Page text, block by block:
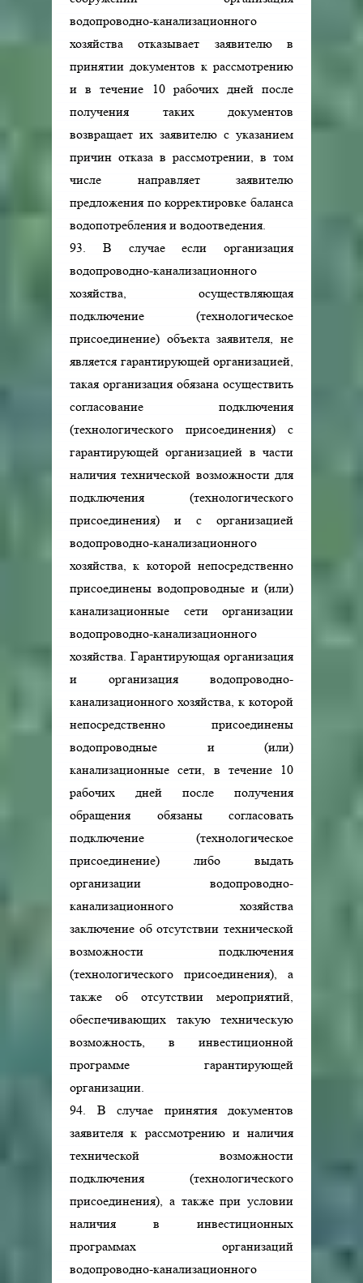
водопроводно-канализационного
хозяйства отказывает заявителю в
принятии документов к рассмотрению
и в течение 10 рабочих дней после
получения таких документов
возвращает их заявителю с указанием
причин отказа в рассмотрении, в том
числе направляет заявителю
предложения по корректировке баланса
водопотребления и водоотведения.
93. В случае если организация
водопроводно-канализационного
хозяйства, осуществляющая
подключение (технологическое
присоединение) объекта заявителя, не
является гарантирующей организацией,
такая организация обязана осуществить
согласование подключения
(технологического присоединения) с
гарантирующей организацией в части
наличия технической возможности для
подключения (технологического
присоединения) и с организацией
водопроводно-канализационного
хозяйства, к которой непосредственно
присоединены водопроводные и (или)
канализационные сети организации
водопроводно-канализационного
хозяйства. Гарантирующая организация
и организация водопроводно-
канализационного хозяйства, к которой
непосредственно присоединены
водопроводные и (или)
канализационные сети, в течение 10
рабочих дней после получения
обращения обязаны согласовать
подключение (технологическое
присоединение) либо выдать
организации водопроводно-
канализационного хозяйства
заключение об отсутствии технической
возможности подключения
(технологического присоединения), а
также об отсутствии мероприятий,
обеспечивающих такую техническую
возможность, в инвестиционной
программе гарантирующей
организации.
94. В случае принятия документов
заявителя к рассмотрению и наличия
технической возможности
подключения (технологического
присоединения), а также при условии
наличия в инвестиционных
программах организаций
водопроводно-канализационного